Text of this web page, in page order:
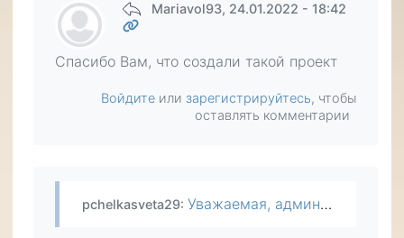
Mariavol93, 24.01.2022 - 18:42
Спасибо Вам, что создали такой проект
Войдите или зарегистрируйтесь, чтобы
оставлять комментарии
pchelkasveta29: Уважаемая, администрация сайта! Огромная просьба, если у Вас есть возможность, обратиться к состаятельным людям, то помогите Кругловой Милане, маме Елисея. У малыша есть огромные шансы стать…